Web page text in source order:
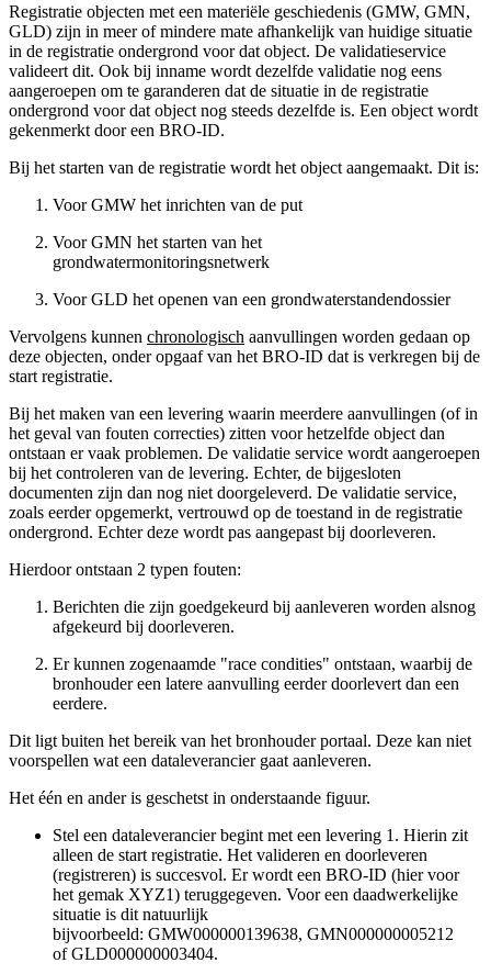
Registratie objecten met een materiële geschiedenis (GMW, GMN,
GLD) zijn in meer of mindere mate afhankelijk van huidige situatie
in de registratie ondergrond voor dat object. De validatieservice
valideert dit. Ook bij inname wordt dezelfde validatie nog eens
aangeroepen om te garanderen dat de situatie in de registratie
ondergrond voor dat object nog steeds dezelfde is. Een object wordt
gekenmerkt door een BRO-ID.
Bij het starten van de registratie wordt het object aangemaakt. Dit is:
Voor GMW het inrichten van de put
Voor GMN het starten van het
grondwatermonitoringsnetwerk
Voor GLD het openen van een grondwaterstandendossier
Vervolgens kunnen chronologisch aanvullingen worden gedaan op
deze objecten, onder opgaaf van het BRO-ID dat is verkregen bij de
start registratie.
Bij het maken van een levering waarin meerdere aanvullingen (of in
het geval van fouten correcties) zitten voor hetzelfde object dan
ontstaan er vaak problemen. De validatie service wordt aangeroepen
bij het controleren van de levering. Echter, de bijgesloten
documenten zijn dan nog niet doorgeleverd. De validatie service,
zoals eerder opgemerkt, vertrouwd op de toestand in de registratie
ondergrond. Echter deze wordt pas aangepast bij doorleveren.
Hierdoor ontstaan 2 typen fouten:
Berichten die zijn goedgekeurd bij aanleveren worden alsnog
afgekeurd bij doorleveren.
Er kunnen zogenaamde "race condities" ontstaan, waarbij de
bronhouder een latere aanvulling eerder doorlevert dan een
eerdere.
Dit ligt buiten het bereik van het bronhouder portaal. Deze kan niet
voorspellen wat een dataleverancier gaat aanleveren.
Het één en ander is geschetst in onderstaande figuur.
Stel een dataleverancier begint met een levering 1. Hierin zit
alleen de start registratie. Het valideren en doorleveren
(registreren) is succesvol. Er wordt een BRO-ID (hier voor
het gemak XYZ1) teruggegeven. Voor een daadwerkelijke
situatie is dit natuurlijk
bijvoorbeeld: GMW000000139638, GMN000000005212
of GLD000000003404.